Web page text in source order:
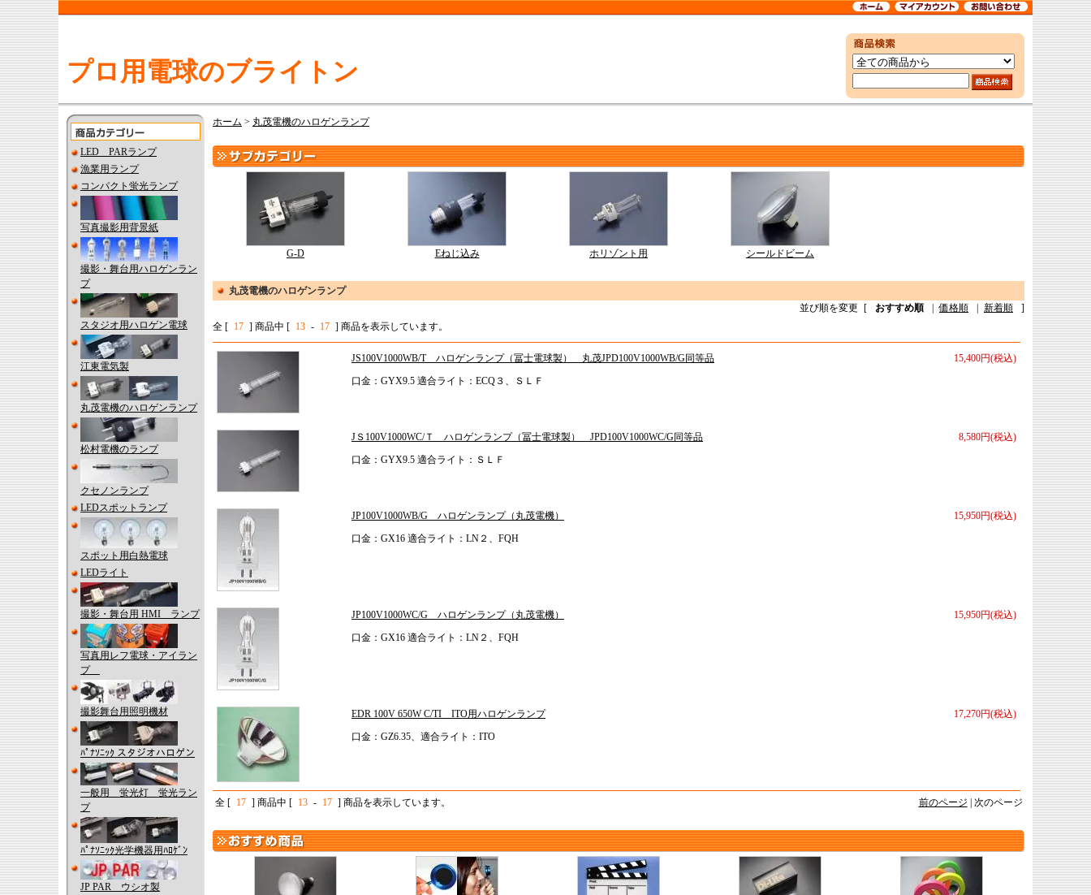
プロ用電球のブライトン
LED PARランプ
漁業用ランプ
コンパクト蛍光ランプ
写真撮影用背景紙
撮影・舞台用ハロゲンラン
プ
スタジオ用ハロゲン電球
江東電気製
丸茂電機のハロゲンランプ
松村電機のランプ
クセノンランプ
LEDスポットランプ
スポット用白熱電球
LEDライト
撮影・舞台用 HMI ランプ
写真用レフ電球・アイラン
プ
撮影舞台用照明機材
ﾊﾟﾅｿﾆｯｸ スタジオハロゲン
一般用 蛍光灯 蛍光ラン
プ
ﾊﾟﾅｿﾆｯｸ光学機器用ﾊﾛｹﾞﾝ
JP PAR ウシオ製
ホーム > 丸茂電機のハロゲンランプ
G-D Eねじ込み ホリゾント用 シールドビーム
丸茂電機のハロゲンランプ
並び順を変更 [ おすすめ順 価格順 新着順
]
全 [ 17 ] 商品中 [ 13 - 17 ] 商品を表示しています。
15,400円(税込)
JS100V1000WB/T ハロゲンランプ（冨士電球製） 丸茂JPD100V1000WB/G同等品
口金：GYX9.5 適合ライト：ECQ３、ＳＬＦ
8,580円(税込)
JＳ100V1000WC/Ｔ ハロゲンランプ（冨士電球製） JPD100V1000WC/G同等品
口金：GYX9.5 適合ライト：ＳＬＦ
15,950円(税込)
JP100V1000WB/G ハロゲンランプ（丸茂電機）
口金：GX16 適合ライト：LN２、FQH
15,950円(税込)
JP100V1000WC/G ハロゲンランプ（丸茂電機）
口金：GX16 適合ライト：LN２、FQH
17,270円(税込)
EDR 100V 650W C/TI ITO用ハロゲンランプ
口金：GZ6.35、適合ライト：ITO
全 [ 17 ] 商品中 [ 13 - 17 ] 商品を表示しています。 前のページ | 次のページ